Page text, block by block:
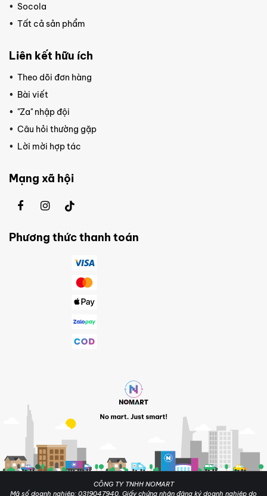
Socola
Tất cả sản phẩm
Liên kết hữu ích
Theo dõi đơn hàng
Bài viết
"Za" nhập đội
Câu hỏi thường gặp
Lời mời hợp tác
Mạng xã hội
Phương thức thanh toán
CÔNG TY TNHH NOMART
Mã số doanh nghiệp: 0319047940. Giấy chứng nhận đăng ký doanh nghiệp do